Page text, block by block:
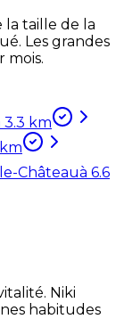
la taille de la
Les grandes
mois.
3.3 km
km
Châteauà 6.6
Niki
habitudes